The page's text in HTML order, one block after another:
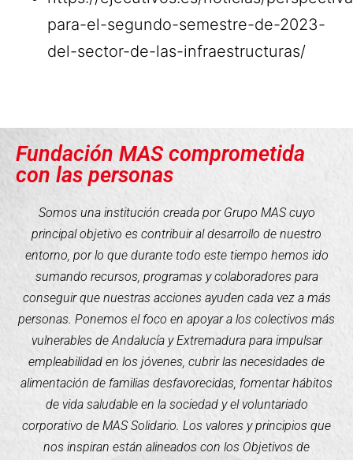
para-el-segundo-semestre-de-2023-
del-sector-de-las-infraestructuras/
Fundación MAS comprometida
con las personas
Somos una institución creada por Grupo MAS cuyo
principal objetivo es contribuir al desarrollo de nuestro
entorno, por lo que durante todo este tiempo hemos ido
sumando recursos, programas y colaboradores para
conseguir que nuestras acciones ayuden cada vez a más
personas. Ponemos el foco en apoyar a los colectivos más
vulnerables de Andalucía y Extremadura para impulsar
empleabilidad en los jóvenes, cubrir las necesidades de
alimentación de familias desfavorecidas, fomentar hábitos
de vida saludable en la sociedad y el voluntariado
corporativo de MAS Solidario. Los valores y principios que
nos inspiran están alineados con los Objetivos de